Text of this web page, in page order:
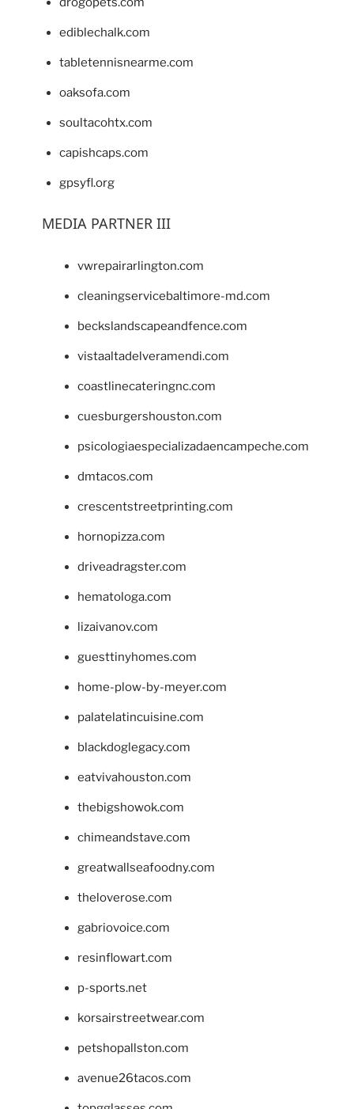
ediblechalk.com
tabletennisnearme.com
oaksofa.com
soultacohtx.com
capishcaps.com
gpsyfl.org
MEDIA PARTNER III
vwrepairarlington.com
cleaningservicebaltimore-md.com
beckslandscapeandfence.com
vistaaltadelveramendi.com
coastlinecateringnc.com
cuesburgershouston.com
psicologiaespecializadaencampeche.com
dmtacos.com
crescentstreetprinting.com
hornopizza.com
driveadragster.com
hematologa.com
lizaivanov.com
guesttinyhomes.com
home-plow-by-meyer.com
palatelatincuisine.com
blackdoglegacy.com
eatvivahouston.com
thebigshowok.com
chimeandstave.com
greatwallseafoodny.com
theloverose.com
gabriovoice.com
resinflowart.com
p-sports.net
korsairstreetwear.com
petshopallston.com
avenue26tacos.com